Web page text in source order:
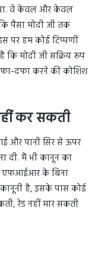
वे केवल और केवल
पैसा मोदी जी तक
पर हम कोई टिप्पणी
कि मोदी जी सक्रिय रूप
दफा करने की कोशिश
कर सकती
और पानी सिर से ऊपर
दी. मैं भी कानून का
एफआईआर के बिना
है, इसके पास कोई
रेड नहीं मार सकती